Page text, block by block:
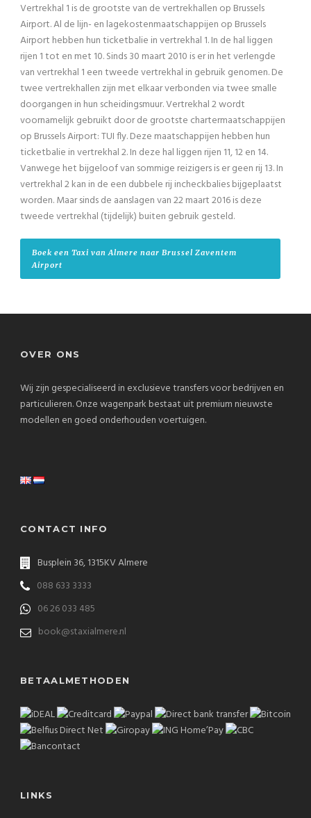
Vertrekhal 1 is de grootste van de vertrekhallen op Brussels
Airport. Al de lijn- en lagekostenmaatschappijen op Brussels
Airport hebben hun ticketbalie in vertrekhal 1. In de hal liggen
rijen 1 tot en met 10. Sinds 30 maart 2010 is er in het verlengde
van vertrekhal 1 een tweede vertrekhal in gebruik genomen. De
twee vertrekhallen zijn met elkaar verbonden via twee smalle
doorgangen in hun scheidingsmuur. Vertrekhal 2 wordt
voornamelijk gebruikt door de grootste chartermaatschappijen
op Brussels Airport: TUI fly. Deze maatschappijen hebben hun
ticketbalie in vertrekhal 2. In deze hal liggen rijen 11, 12 en 14.
Vanwege het bijgeloof van sommige reizigers is er geen rij 13. In
vertrekhal 2 kan in de een dubbele rij incheckbalies bijgeplaatst
worden. Maar sinds de aanslagen van 22 maart 2016 is deze
tweede vertrekhal (tijdelijk) buiten gebruik gesteld.
Boek een Taxi van Almere naar Brussel Zaventem
Airport
OVER ONS
Wij zijn gespecialiseerd in exclusieve transfers voor bedrijven en
particulieren. Onze wagenpark bestaat uit premium nieuwste
modellen en goed onderhouden voertuigen.
CONTACT INFO
Busplein 36, 1315KV Almere
088 633 3333
06 26 033 485
book@staxialmere.nl
BETAALMETHODEN
LINKS